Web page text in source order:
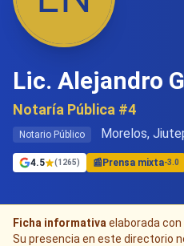
Lic. Alejandro
Notaría Pública #4
Notario Público Morelos,
4.5 (1265) 📰 Prensa mixta-3.0
Ficha informativa elaborada
Su presencia en este directorio